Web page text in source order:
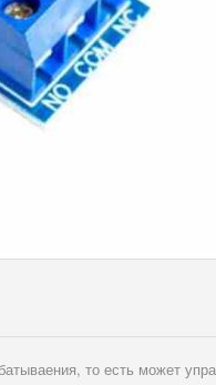
то есть может